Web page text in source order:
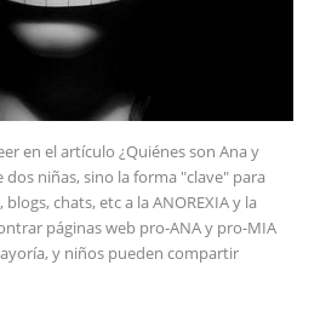
en el artículo ¿Quiénes son Ana y
niñas, sino la forma "clave" para
chats, etc a la ANOREXIA y la
páginas web pro-ANA y pro-MIA
y niños pueden compartir